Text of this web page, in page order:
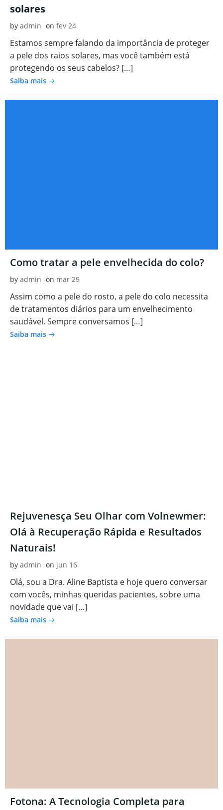
solares
by admin on fev 24
Estamos sempre falando da importância de proteger
a pele dos raios solares, mas você também está
protegendo os seus cabelos? […]
Saiba mais
Como tratar a pele envelhecida do colo?
by admin on mar 29
Assim como a pele do rosto, a pele do colo necessita
de tratamentos diários para um envelhecimento
saudável. Sempre conversamos […]
Saiba mais
Rejuvenesça Seu Olhar com Volnewmer:
Olá à Recuperação Rápida e Resultados
Naturais!
by admin on jun 16
Olá, sou a Dra. Aline Baptista e hoje quero conversar
com vocês, minhas queridas pacientes, sobre uma
novidade que vai […]
Saiba mais
Fotona: A Tecnologia Completa para